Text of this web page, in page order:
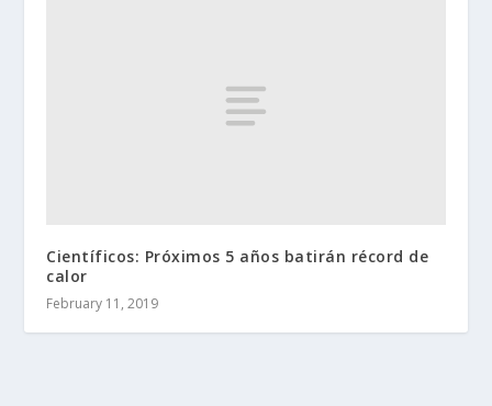
Científicos: Próximos 5 años batirán récord de
calor
February 11, 2019